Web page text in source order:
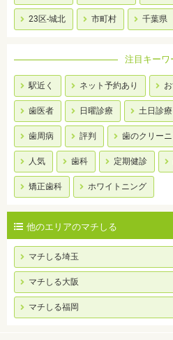
23区-城北 市町村 千葉県
注目キーワ
駅近く ネット予約あり
歯医者 日曜診療 土日診療
歯周病 評判 歯のクリー
人気 歯科 定期健診
矯正歯科 ホワイトニング
他のエリアのマチしる
マチしる埼玉
マチしる大阪
マチしる福岡